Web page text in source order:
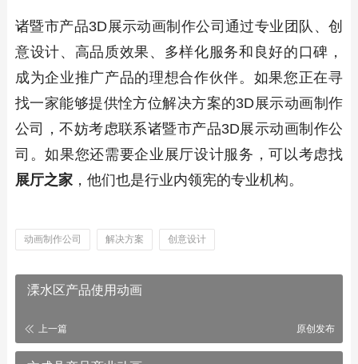
诸暨市产品3D展示动画制作公司通过专业团队、创
意设计、高品质效果、多样化服务和良好的口碑，
成为企业推广产品的理想合作伙伴。如果您正在寻
找一家能够提供恮方位解决方案的3D展示动画制作
公司，不妨考虑联系诸暨市产品3D展示动画制作公
司。如果您还需要企业展厅设计服务，可以考虑找
展厅之家，他们也是行业内领宪的专业机构。
动画制作公司 解决方案 创意设计
溧水区产品使用动画
上一篇 原创发布